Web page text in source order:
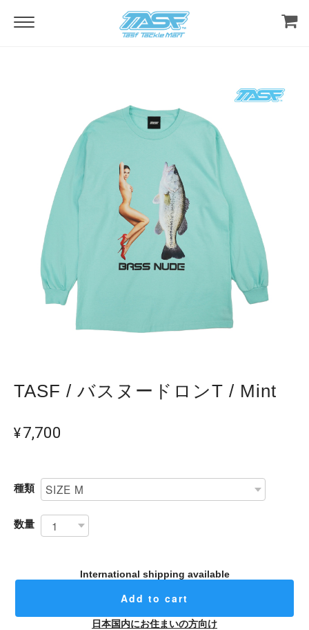
TASF / バスヌードロンT / Mint
¥7,700
種類
数量
International shipping available
Add to cart
日本国内にお住まいの方向け